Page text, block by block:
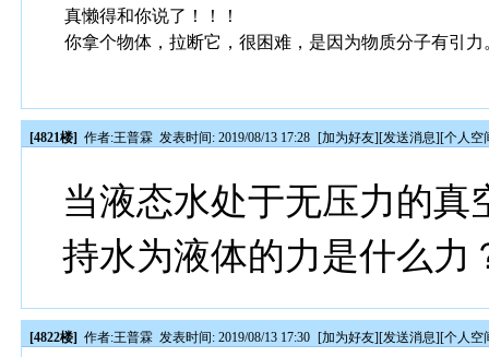
真懒得和你说了！！！
你拿个物体，拉断它，很困难，是因为物质分子有引
[4821楼] 作者:王普霖 发表时间: 2019/08/13 17:28 [加为好友][发送消息][个人空
当液态水处于无压力的
持水为液体的力是什么力
[4822楼] 作者:王普霖 发表时间: 2019/08/13 17:30 [加为好友][发送消息][个人空